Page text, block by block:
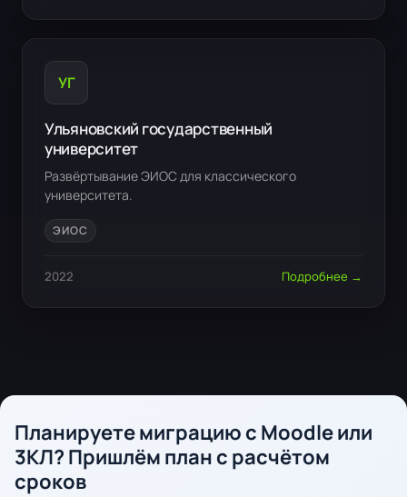
УГ
Ульяновский государственный
университет
Развёртывание ЭИОС для классического
университета.
ЭИОС
2022 Подробнее →
Планируете миграцию с Moodle или
3КЛ? Пришлём план с расчётом
сроков